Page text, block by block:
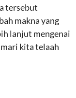
tersebut
makna yang
lanjut mengenai
kita telaah